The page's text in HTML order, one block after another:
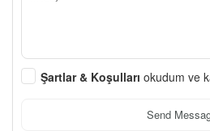
Şartlar & Koşulları okudum ve
Send